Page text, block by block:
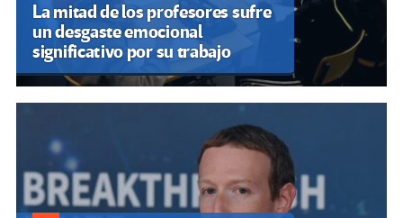
La mitad de los profesores sufre
un desgaste emocional
significativo por su trabajo